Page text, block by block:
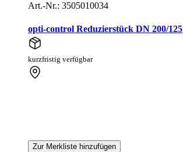
Art.-Nr.: 3505010034
opti-control Reduzierstück DN 200/125
kurzfristig verfügbar
Zur Merkliste hinzufügen